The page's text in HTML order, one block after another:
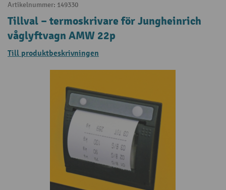
Artikelnummer: 149330
Tillval – termoskrivare för Jungheinrich
våglyftvagn AMW 22p
Till produktbeskrivningen